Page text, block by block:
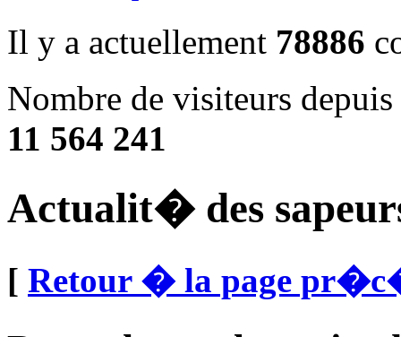
Il y a actuellement 78886
Nombre de visiteurs
11 564 241
Actualit� des
[ Retour � la page